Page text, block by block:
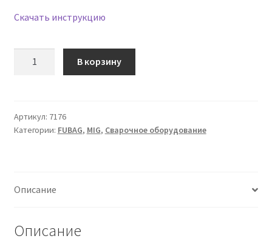
Скачать инструкцию
FUBAG
IRMIG
FB
В корзину
Артикул: 7176
Категории: FUBAG, MIG, Сварочное оборудование
Описание
Описание